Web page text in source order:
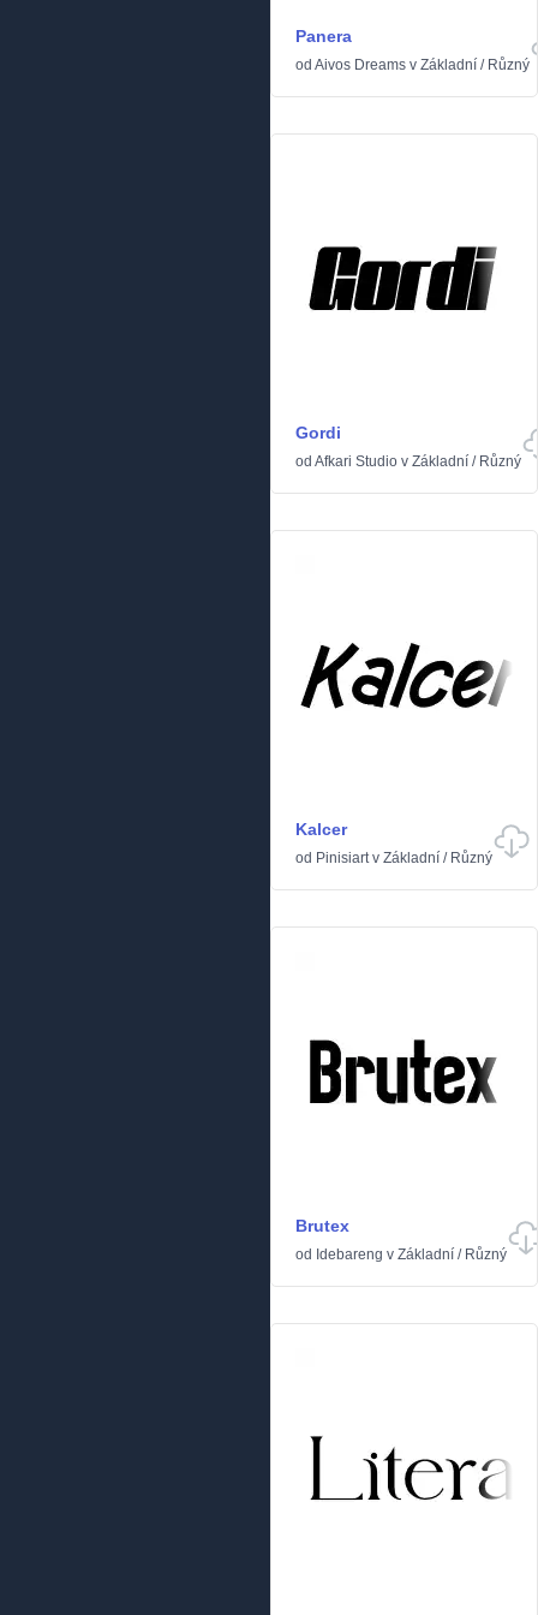
Panera
od Aivos Dreams v Základní / Různý
Gordi
od Afkari Studio v Základní / Různý
Kalcer
od Pinisiartv Základní / Různý
Brutex
od Idebareng v Základní / Různý